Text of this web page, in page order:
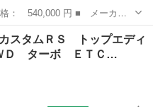
グレード名： カスタム
・片側電動 衝突被害軽減
スタムＲＳ トップエディ
Ｄ ターボ ＥＴＣ…